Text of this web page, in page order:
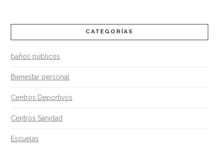
CATEGORÍAS
baños públicos
Bienestar personal
Centros Deportivos
Centros Sanidad
Escuelas